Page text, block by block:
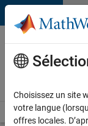
Passer au contenu
Votre
carrière
chez
Accueil Explorer
Choisissez un site
votre langue
offres locales.